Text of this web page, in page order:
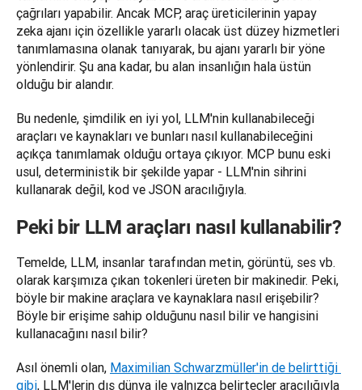
çağrıları yapabilir. Ancak MCP, araç üreticilerinin yapay
zeka ajanı için özellikle yararlı olacak üst düzey hizmetleri
tanımlamasına olanak tanıyarak, bu ajanı yararlı bir yöne
yönlendirir. Şu ana kadar, bu alan insanlığın hala üstün
olduğu bir alandır.
Bu nedenle, şimdilik en iyi yol, LLM'nin kullanabileceği
araçları ve kaynakları ve bunları nasıl kullanabileceğini
açıkça tanımlamak olduğu ortaya çıkıyor. MCP bunu eski
usul, deterministik bir şekilde yapar - LLM'nin sihrini
kullanarak değil, kod ve JSON aracılığıyla.
Peki bir LLM araçları nasıl kullanabilir?
Temelde, LLM, insanlar tarafından metin, görüntü, ses vb.
olarak karşımıza çıkan tokenleri üreten bir makinedir. Peki,
böyle bir makine araçlara ve kaynaklara nasıl erişebilir?
Böyle bir erişime sahip olduğunu nasıl bilir ve hangisini
kullanacağını nasıl bilir?
Asıl önemli olan, Maximilian Schwarzmüller'in de belirttiği
gibi, LLM'lerin dış dünya ile yalnızca belirteçler aracılığıyla